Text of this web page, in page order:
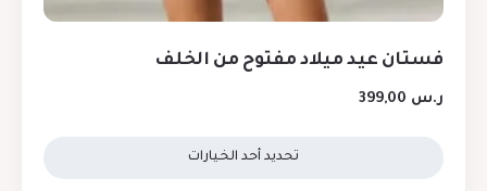
فستان عيد ميلاد مفتوح من الخلف
ر.س
تحديد أحد الخيارات